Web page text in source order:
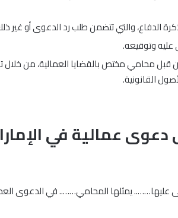
الدفاع، والتي تتضمن طلب رد الدعوى أو غير
عليه وتوقيعه.
قبل محامي مختص بالقضايا العمالية، من
القانونية.
عمالية في
يمثلها المحامي…….. في الدعوى